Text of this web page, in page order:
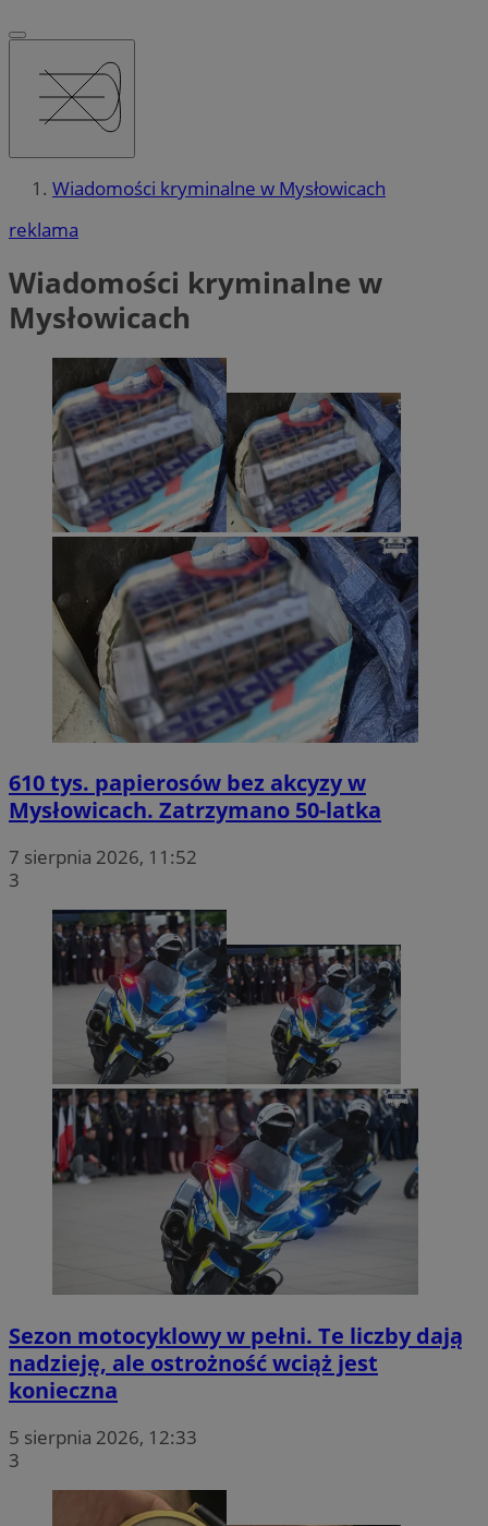
Wiadomości kryminalne w Mysłowicach
reklama
Wiadomości kryminalne w
Mysłowicach
610 tys. papierosów bez akcyzy w
Mysłowicach. Zatrzymano 50-latka
7 sierpnia 2026, 11:52
3
Sezon motocyklowy w pełni. Te liczby dają
nadzieję, ale ostrożność wciąż jest
konieczna
5 sierpnia 2026, 12:33
3